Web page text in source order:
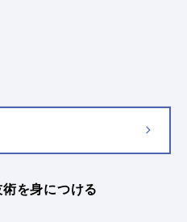
を身につける